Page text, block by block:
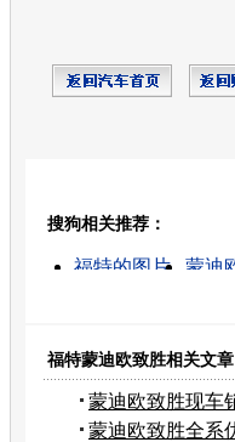
搜狗相关推荐：
福特的图片 蒙迪
福特蒙迪欧致胜相关文章
蒙迪欧致胜现车
万元
蒙迪欧致胜全系